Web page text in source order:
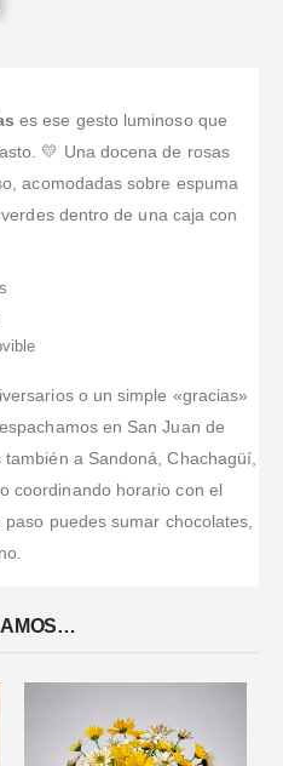
es ese gesto luminoso que
💛 Una docena de rosas
acomodadas sobre espuma
dentro de una caja con
o un simple «gracias»
en San Juan de
a Sandoná, Chachagüí,
coordinando horario con el
puedes sumar chocolates,